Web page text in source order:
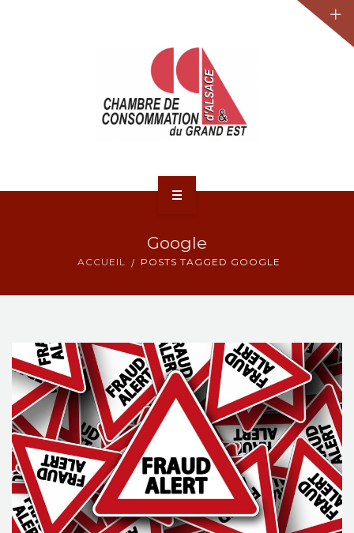
NOS ACTIONS
CONTACT
Google
ACCUEIL POSTS TAGGED GOOGLE